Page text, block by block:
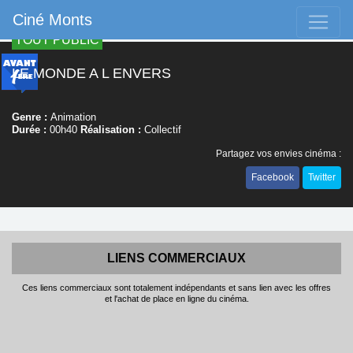
Ciné Monts
TOUT PUBLIC
LE MONDE A L ENVERS
Genre : Animation
Durée : 00h40 Réalisation : Collectif
Partagez vos envies cinéma :
Facebook Twitter
LIENS COMMERCIAUX
Ces liens commerciaux sont totalement indépendants et sans lien avec les offres
et l'achat de place en ligne du cinéma.